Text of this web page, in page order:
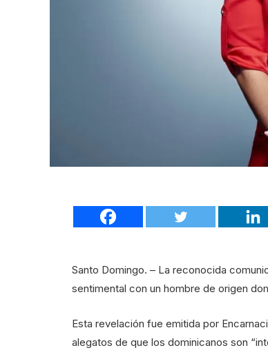
Santo Domingo. – La reconocida
sentimental con un hombre de origen
Esta revelación fue emitida por
alegatos de que los dominicanos son